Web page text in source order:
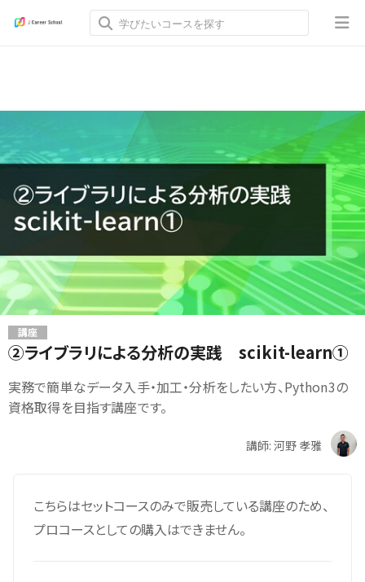
講座
②ライブラリによる分析の実践 scikit-learn①
実務で簡単なデータ入手・加工・分析をしたい方、Python3の
資格取得を目指す講座です。
講師: 河野 孝雅
こちらはセットコースのみで販売している講座のため、
プロコースとしての購入はできません。